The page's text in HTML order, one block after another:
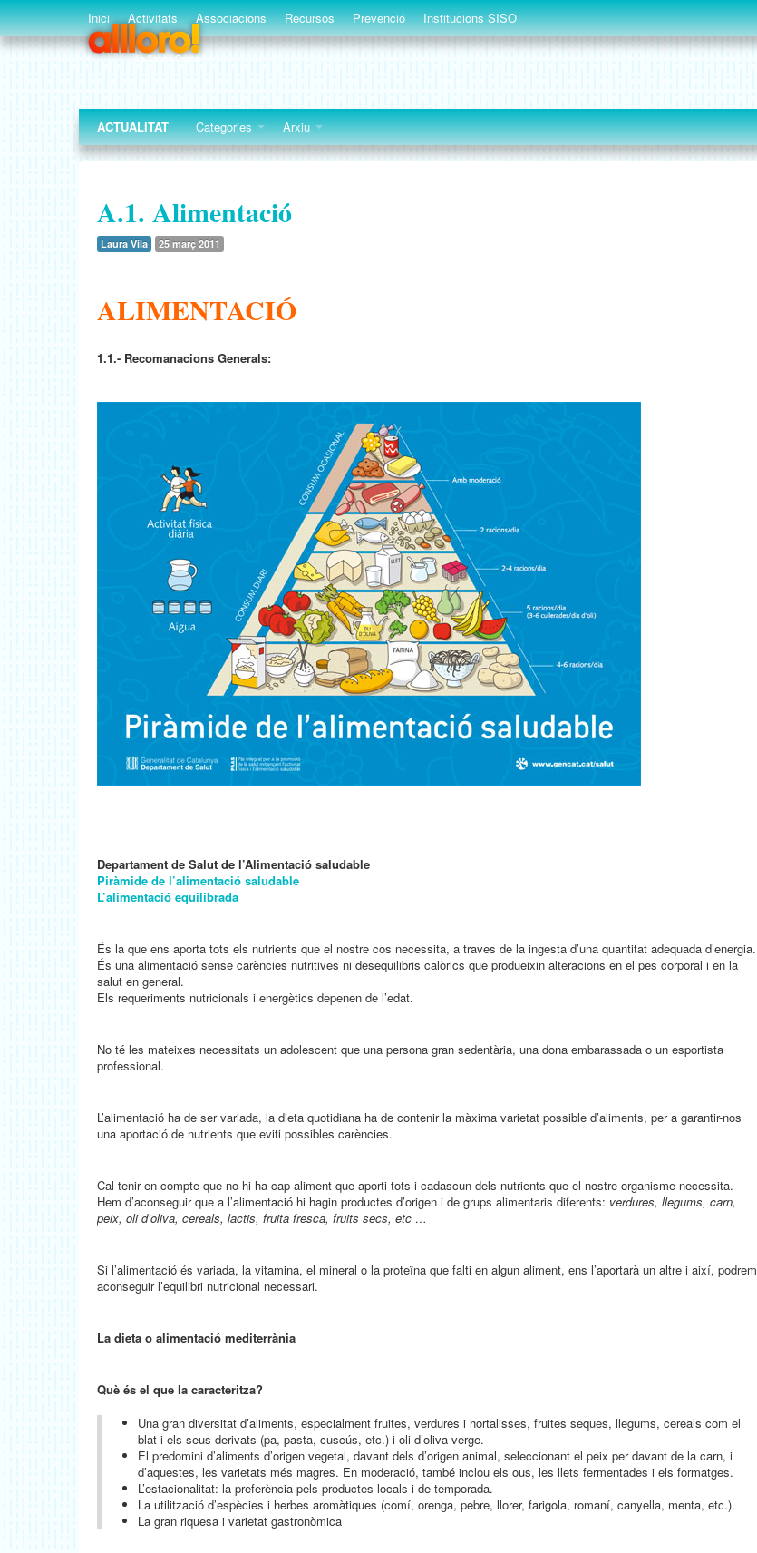
Inici Activitats Associacions Recursos Prevenció Institucions SISO
ACTUALITAT Categories Arxiu
A.1. Alimentació
Laura Vila 25 març 2011
ALIMENTACIÓ
1.1.- Recomanacions Generals:
Departament de Salut de l’Alimentació saludable
Piràmide de l’alimentació saludable
L’alimentació equilibrada
És la que ens aporta tots els nutrients que el nostre cos necessita, a traves de la ingesta d’una quantitat adequada d’energia.
És una alimentació sense carències nutritives ni desequilibris calòrics que produeixin alteracions en el pes corporal i en la
salut en general.
Els requeriments nutricionals i energètics depenen de l’edat.
No té les mateixes necessitats un adolescent que una persona gran sedentària, una dona embarassada o un esportista
professional.
L’alimentació ha de ser variada, la dieta quotidiana ha de contenir la màxima varietat possible d’aliments, per a garantir-nos
una aportació de nutrients que eviti possibles carències.
Cal tenir en compte que no hi ha cap aliment que aporti tots i cadascun dels nutrients que el nostre organisme necessita.
Hem d’aconseguir que a l’alimentació hi hagin productes d’origen i de grups alimentaris diferents: verdures, llegums, carn,
peix, oli d’oliva, cereals, lactis, fruita fresca, fruits secs, etc …
Si l’alimentació és variada, la vitamina, el mineral o la proteïna que falti en algun aliment, ens l’aportarà un altre i així, podrem
aconseguir l’equilibri nutricional necessari.
La dieta o alimentació mediterrània
Què és el que la caracteritza?
Una gran diversitat d’aliments, especialment fruites, verdures i hortalisses, fruites seques, llegums, cereals com el
blat i els seus derivats (pa, pasta, cuscús, etc.) i oli d’oliva verge.
El predomini d’aliments d’origen vegetal, davant dels d’origen animal, seleccionant el peix per davant de la carn, i
d’aquestes, les varietats més magres. En moderació, també inclou els ous, les llets fermentades i els formatges.
L’estacionalitat: la preferència pels productes locals i de temporada.
La utilització d’espècies i herbes aromàtiques (comí, orenga, pebre, llorer, farigola, romaní, canyella, menta, etc.).
La gran riquesa i varietat gastronòmica